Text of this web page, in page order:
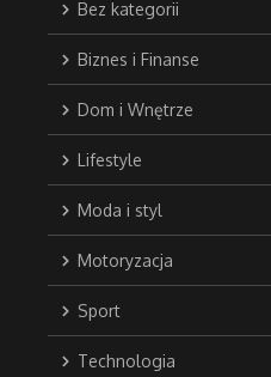
Bez kategorii
Biznes i Finanse
Dom i Wnętrze
Lifestyle
Moda i styl
Motoryzacja
Sport
Technologia